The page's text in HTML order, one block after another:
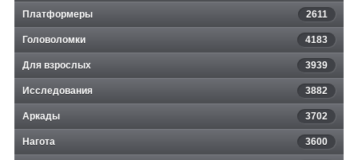
Платформеры 2611
Головоломки 4183
Для взрослых 3939
Исследования 3882
Аркады 3702
Нагота 3600